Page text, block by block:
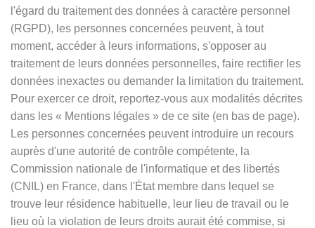
l'égard du traitement des données à caractère personnel
(RGPD), les personnes concernées peuvent, à tout
moment, accéder à leurs informations, s'opposer au
traitement de leurs données personnelles, faire rectifier les
données inexactes ou demander la limitation du traitement.
Pour exercer ce droit, reportez-vous aux modalités décrites
dans les « Mentions légales » de ce site (en bas de page).
Les personnes concernées peuvent introduire un recours
auprès d'une autorité de contrôle compétente, la
Commission nationale de l'informatique et des libertés
(CNIL) en France, dans l'État membre dans lequel se
trouve leur résidence habituelle, leur lieu de travail ou le
lieu où la violation de leurs droits aurait été commise, si